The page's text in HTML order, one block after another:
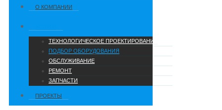
О КОМПАНИИ
ТЕХНОЛОГИЧЕСКОЕ ПРОЕКТИРОВАНИЕ
ПОДБОР ОБОРУДОВАНИЯ
ОБСЛУЖИВАНИЕ
РЕМОНТ
ЗАПЧАСТИ
ПРОЕКТЫ